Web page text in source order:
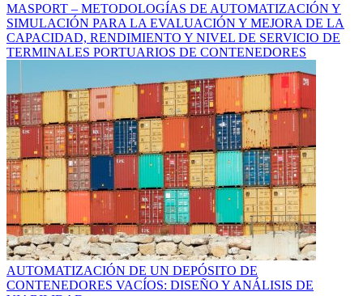
MASPORT – METODOLOGÍAS DE AUTOMATIZACIÓN Y
SIMULACIÓN PARA LA EVALUACIÓN Y MEJORA DE LA
CAPACIDAD, RENDIMIENTO Y NIVEL DE SERVICIO DE
TERMINALES PORTUARIOS DE CONTENEDORES
AUTOMATIZACIÓN DE UN DEPÓSITO DE
CONTENEDORES VACÍOS: DISEÑO Y ANÁLISIS DE